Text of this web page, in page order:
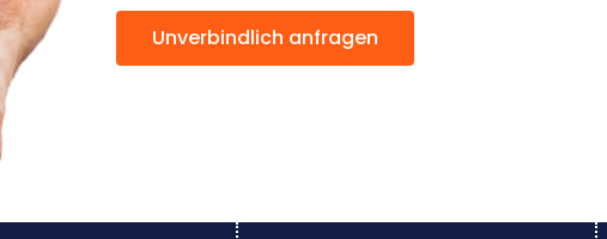
Unverbindlich anfragen